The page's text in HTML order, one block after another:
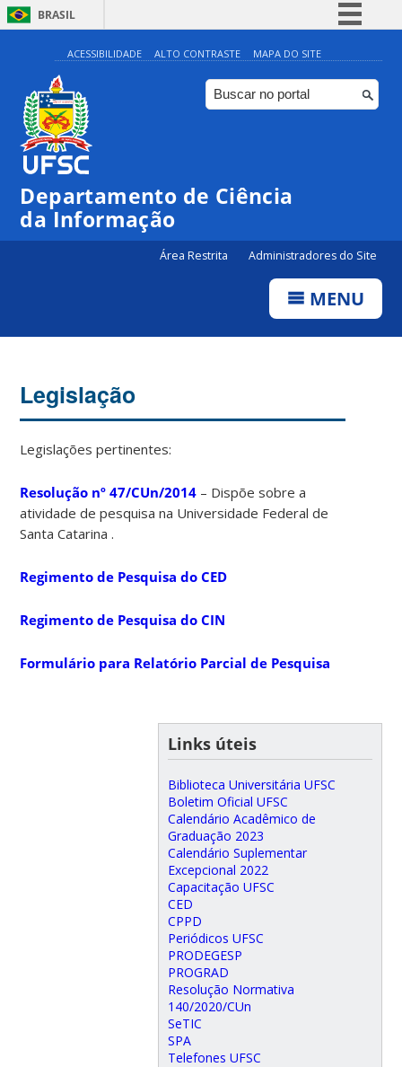
BRASIL
Simplifique!
Comunica BR
Participe
Canais
ACESSIBILIDADE ALTO CONTRASTE MAPA DO SITE
Departamento de Ciência
da Informação
Área Restrita Administradores do Site
MENU
Legislação
Legislações pertinentes:
Resolução nº 47/CUn/2014 – Dispõe sobre a
atividade de pesquisa na Universidade Federal de
Santa Catarina .
Regimento de Pesquisa do CED
Regimento de Pesquisa do CIN
Formulário para Relatório Parcial de Pesquisa
Links úteis
Biblioteca Universitária UFSC
Boletim Oficial UFSC
Calendário Acadêmico de
Graduação 2023
Calendário Suplementar
Excepcional 2022
Capacitação UFSC
CED
CPPD
Periódicos UFSC
PRODEGESP
PROGRAD
Resolução Normativa
140/2020/CUn
SeTIC
SPA
Telefones UFSC